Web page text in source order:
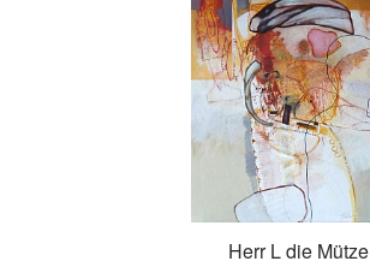
Herr L die Mütze